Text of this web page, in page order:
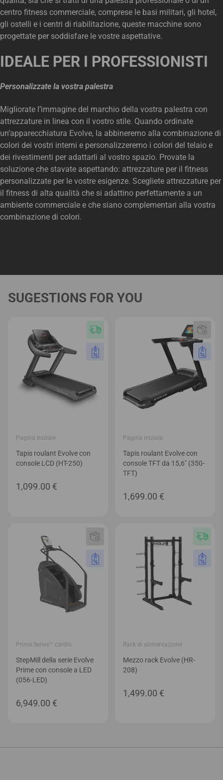
centro fitness commerciale, comprese le basi militari, gli hotel,
gli ostelli e i centri di riabilitazione, queste macchine sono
progettate per soddisfare le vostre aspettative.
IDEALE PER I PROFESSIONISTI
Personalizzate la vostra palestra
Migliorate l’immagine del marchio della vostra palestra con
attrezzature in linea con il vostro stile. Quando ordinate
un’apparecchiatura Evolve, la abbineremo alla combinazione di
colori dei vostri interni e personalizzeremo i colori del telaio e
dei rivestimenti per adattarli al vostro spazio. Provate la
soluzione che stavate aspettando: attrezzature per il fitness
personalizzate per le vostre esigenze. Scegliete attrezzature per
il fitness di alta qualità che si adattino perfettamente a un
ambiente commerciale e che siano complementari alla vostra
combinazione di colori.
SUGESTIONS FOR YOU
Pagina iniziale
Tapis roulant Evolve con
console LCD (HT-250)
1,099.00 €
Pagina iniziale
Tapis roulant Evolve con
console TFT da 15,6″ (350-
TFT)
1,699.00 €
Prime Series™ cardio
StepMill della serie Evolve
Prime con console a LED
(056-LED)
6,949.00 €
Rack di alimentazione
Mezzo rack Evolve (HR-
208)
1,499.00 €